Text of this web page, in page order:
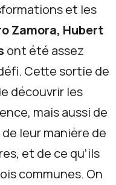
et les
Zamora, Hubert
ont été assez
Cette sortie de
découvrir les
mais aussi de
leur manière de
et de ce qu’ils
communes. On